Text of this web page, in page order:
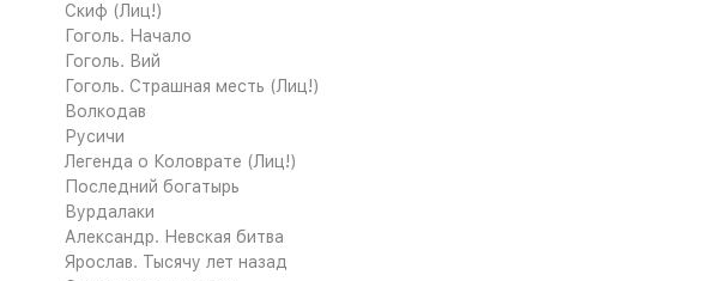
Скиф (Лиц!)
Гоголь. Начало
Гоголь. Вий
Гоголь. Страшная месть (Лиц!)
Волкодав
Русичи
Легенда о Коловрате (Лиц!)
Последний богатырь
Вурдалаки
Александр. Невская битва
Ярослав. Тысячу лет назад